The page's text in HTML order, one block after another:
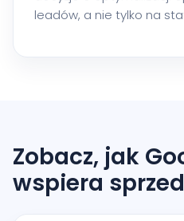
leadów, a nie tylko na
Zobacz, jak
wspiera